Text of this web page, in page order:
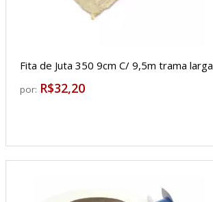
Fita de Juta 350 9cm C/ 9,5m trama larga
por: R$32,20